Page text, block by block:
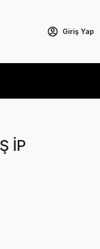
Giriş Yap
İP